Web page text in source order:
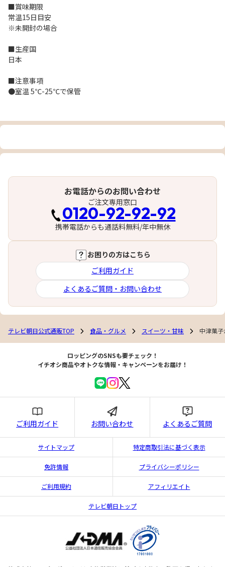
■賞味期限
常温15日目安
※未開封の場合
■生産国
日本
■注意事項
●室温 5℃-25℃で保管
お電話からのお問い合わせ
ご注文専用窓口
0120-92-92-92
携帯電話からも通話料無料/年中無休
お困りの方はこちら
ご利用ガイド
よくあるご質問・お問い合わせ
テレビ朝日公式通販TOP 食品・グルメ スイーツ・甘味 中津菓
ロッピングのSNSも要チェック！
イチオシ商品やオトクな情報・キャンペーンをお届け！
ご利用ガイド お問い合わせ よくあるご質問
サイトマップ 特定商取引法に基づく表示
免許情報 プライバシーポリシー
ご利用規約 アフィリエイト
テレビ朝日トップ